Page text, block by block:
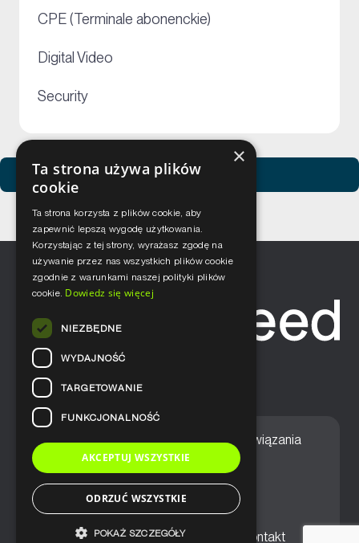
CPE (Terminale abonenckie)
Digital Video
Security
Zobacz usługi Netceed
Home Nasze podejście Rozwiązania
Usługi Aktualności
Ogólne warunki sprzedaży Kontakt
×
Ta strona używa plików
cookie
Ta strona korzysta z plików cookie, aby
zapewnić lepszą wygodę użytkowania.
Korzystając z tej strony, wyrażasz zgodę na
używanie przez nas wszystkich plików cookie
zgodnie z warunkami naszej polityki plików
cookie. Dowiedz się więcej
NIEZBĘDNE
WYDAJNOŚĆ
TARGETOWANIE
FUNKCJONALNOŚĆ
AKCEPTUJ WSZYSTKIE
ODRZUĆ WSZYSTKIE
POKAŻ SZCZEGÓŁY